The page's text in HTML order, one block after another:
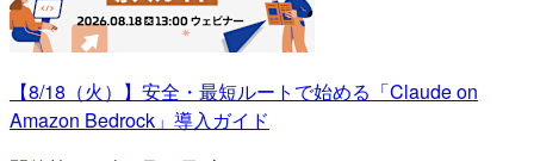
【8/18（火）】安全・最短ルートで始める「Claude on
Amazon Bedrock」導入ガイド